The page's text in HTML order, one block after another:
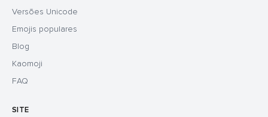
Versões Unicode
Emojis populares
Blog
Kaomoji
FAQ
SITE